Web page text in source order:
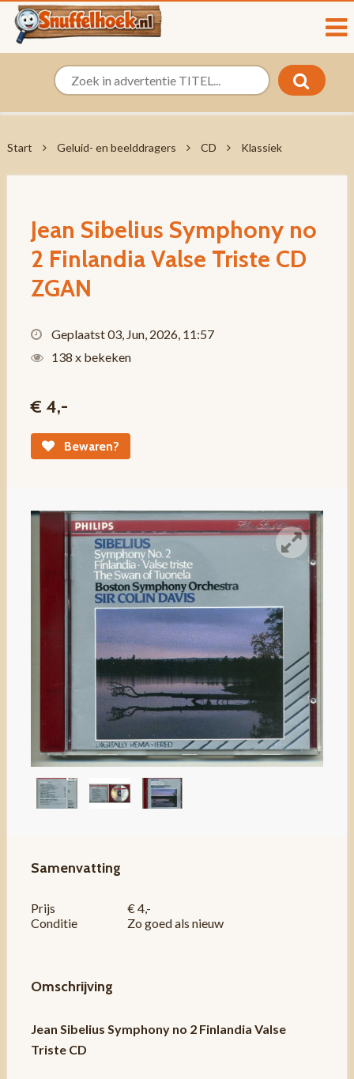
Start Geluid- en beelddragers CD Klassiek
Jean Sibelius Symphony no
2 Finlandia Valse Triste CD
ZGAN
Geplaatst 03, Jun, 2026, 11:57
138 x bekeken
€ 4,-
Bewaren?
Samenvatting
Prijs
€ 4,-
Conditie
Zo goed als nieuw
Omschrijving
Jean Sibelius Symphony no 2 Finlandia Valse
Triste CD